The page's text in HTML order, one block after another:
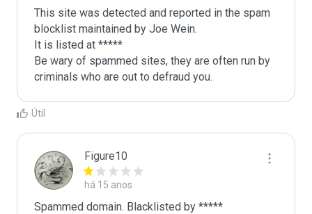
This site was detected and reported in the spam
blocklist maintained by Joe Wein.
It is listed at *****
Be wary of spammed sites, they are often run by
criminals who are out to defraud you.
Útil
Figure10
há 15 anos
Spammed domain. Blacklisted by *****